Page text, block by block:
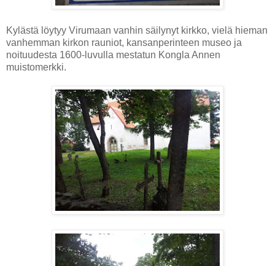
Kylästä löytyy Virumaan vanhin säilynyt kirkko, vielä hieman
vanhemman kirkon rauniot, kansanperinteen museo ja
noituudesta 1600-luvulla mestatun Kongla Annen
muistomerkki.